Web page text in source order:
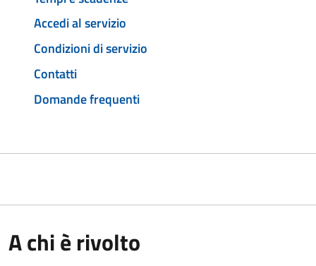
Accedi al servizio
Condizioni di servizio
Contatti
Domande frequenti
A chi è rivolto